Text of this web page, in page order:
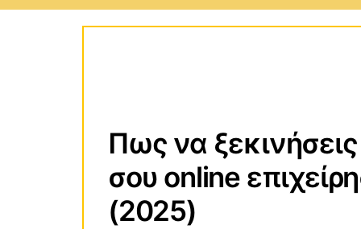
VPN (Virtual Private Network)
Πως να ξεκινήσεις
σου online
(2025)